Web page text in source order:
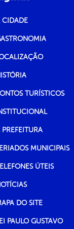
CIDADE
TURÍSTICOS
PREFEITURA
MUNICIPAIS
ÚTEIS
DO SITE
PAULO GUSTAVO